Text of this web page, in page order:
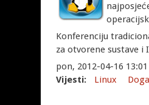
Konferenciju
za otvorene sustave i
pon, 2012-04-16
Vijesti:
Linux